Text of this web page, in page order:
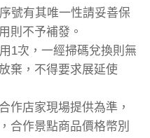
號有其唯一性請妥善保
則不予補發。
1次，一經掃碼兌換則無
棄，不得要求展延使
作店家現場提供為準，
合作景點商品價格幣別